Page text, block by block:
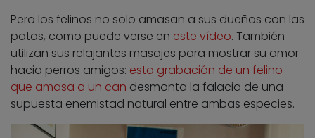
Pero los felinos no solo amasan a sus dueños con las
patas, como puede verse en este vídeo. También
utilizan sus relajantes masajes para mostrar su amor
hacia perros amigos: esta grabación de un felino
que amasa a un can desmonta la falacia de una
supuesta enemistad natural entre ambas especies.